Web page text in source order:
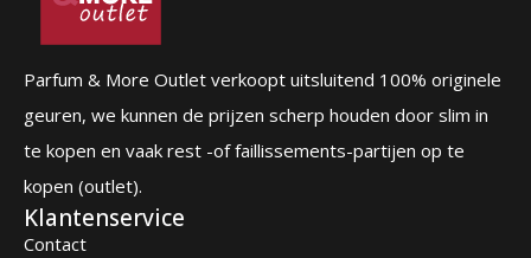
Parfum & More Outlet verkoopt uitsluitend 100% originele
geuren, we kunnen de prijzen scherp houden door slim in
te kopen en vaak rest -of faillissements-partijen op te
kopen (outlet).
Klantenservice
Contact